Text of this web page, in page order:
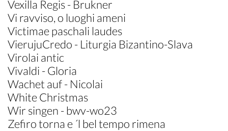
Vexilla Regis - Brukner
Vi ravviso, o luoghi ameni
Victimae paschali laudes
VierujuCredo - Liturgia Bizantino-Slava
Virolai antic
Vivaldi - Gloria
Wachet auf - Nicolai
White Christmas
Wir singen - bwv-wo23
Zefiro torna e ´l bel tempo rimena